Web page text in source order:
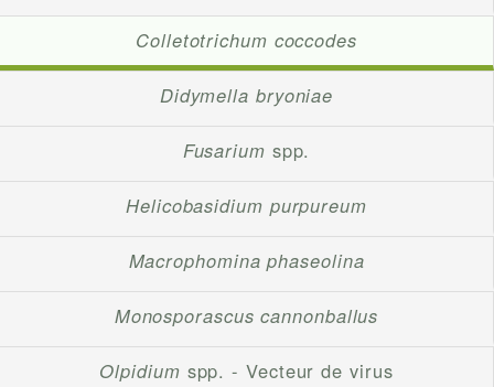
Colletotrichum coccodes
Didymella bryoniae
Fusarium spp.
Helicobasidium purpureum
Macrophomina phaseolina
Monosporascus cannonballus
Olpidium spp. - Vecteur de virus